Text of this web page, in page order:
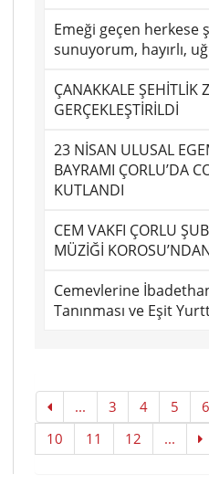
Emeği geçen herkese
sunuyorum, hayırlı,
ÇANAKKALE ŞEHİTLİK
GERÇEKLEŞTİRİLDİ
23 NİSAN ULUSAL
BAYRAMI ÇORLU’DA
KUTLANDI
CEM VAKFI ÇORLU
MÜZİĞİ
Cemevlerine
Tanınması ve Eşit
... 3 4 5 6
10
11 12 ...